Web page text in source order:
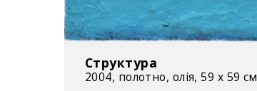
Структура
2004, полотно, олія, 59 х 59 см